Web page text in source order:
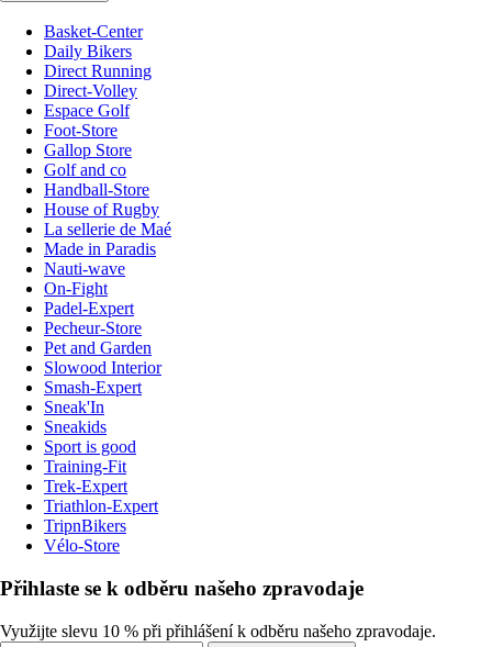
Basket-Center
Daily Bikers
Direct Running
Direct-Volley
Espace Golf
Foot-Store
Gallop Store
Golf and co
Handball-Store
House of Rugby
La sellerie de Maé
Made in Paradis
Nauti-wave
On-Fight
Padel-Expert
Pecheur-Store
Pet and Garden
Slowood Interior
Smash-Expert
Sneak'In
Sneakids
Sport is good
Training-Fit
Trek-Expert
Triathlon-Expert
TripnBikers
Vélo-Store
Přihlaste se k odběru našeho zpravodaje
Využijte slevu 10 % při přihlášení k odběru našeho zpravodaje.